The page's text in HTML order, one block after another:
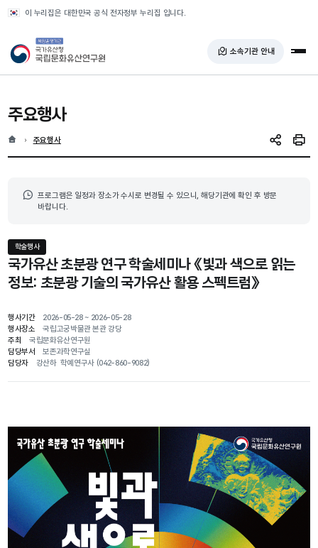
이 누리집은 대한민국 공식 전자정부 누리집 입니다.
국가유산청 국립문화유산연구원 소속기관 안내 전
주요행사
홈 현재 위치
주요행사 SNS 공유인쇄
프로그램은 일정과 장소가 수시로 변경될 수 있으니, 해당기관에 확인 후 방문
바랍니다.
학술행사
국가유산 초분광 연구 학술세미나 《빛과 색으로 읽는
정보: 초분광 기술의 국가유산 활용 스펙트럼》
행사기간
2026-05-28 ~ 2026-05-28
행사장소
국립고궁박물관 본관 강당
주최
국립문화유산연구원
담당부서
보존과학연구실
담당자
강산하 학예연구사 (042-860-9082)